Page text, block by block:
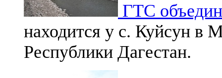
ГТС
находится у с. Куйсун в
Республики Дагестан.